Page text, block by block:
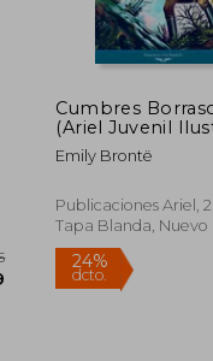
$ 65.97
$ 36.28
Cumbres
(Ariel Juvenil
Emily Brontë
Publicaciones Ariel,
Tapa Blanda, Nuevo